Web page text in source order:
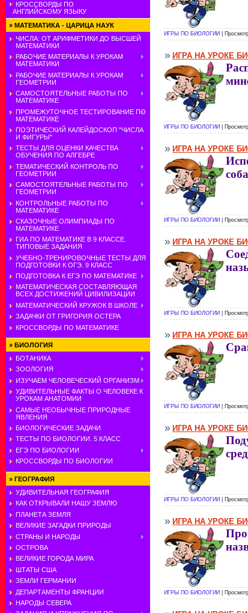
КРОССВОРДЫ ПО
АНГЛИЙСКОМУ ЯЗЫКУ
» МАТЕМАТИКА - ЦАРИЦА НАУК
ЧИСЛА: ОТ АРИФМЕТИКИ ДО ВЫСШЕЙ
МАТЕМАТИКИ
РАБОЧИЕ МАТЕРИАЛЫ К УРОКАМ
МАТЕМАТИКИ
РАБОЧИЕ МАТЕРИАЛЫ К УРОКАМ
ГЕОМЕТРИИ
САМОСТОЯТЕЛЬНЫЕ РАБОТЫ ПО
МАТЕМАТИКЕ
ПРОМЕЖУТОЧНОЕ ТЕСТИРОВАНИЕ ПО
МАТЕМАТИКЕ
ПОЭТИЧЕСКИЙ КАЛЕЙДОСКОП "ЧИСЛА
И ФИГУРЫ"
ТЕСТЫ ДЛЯ ОЦЕНКИ КАЧЕСТВА
ОБУЧЕНИЯ ПО АЛГЕБРЕ
ТЕМАТИЧЕСКИЙ КОНТРОЛЬ ПО
ГЕОМЕТРИИ
САМОСТОЯТЕЛЬНЫЕ РАБОТЫ ПО
ГЕОМЕТРИИ
КОНТРОЛЬНЫЕ РАБОТЫ ПО
МАТЕМАТИКЕ
СКАЗОЧНЫЕ ОЛИМПИАДЫ ПО
МАТЕМАТИКЕ
ГИА ПО МАТЕМАТИКЕ В 9 КЛАССЕ.
ТИПОВЫЕ ЗАДАНИЯ
УЧЕБНО-ТРЕНИРОВОЧНЫЕ ТЕСТЫ ДЛЯ
ПОДГОТОВКИ К ОГЭ. 9 КЛАСС
ПОДГОТОВКА К ЕГЭ ПО МАТЕМАТИКЕ
МАТЕМАТИЧЕСКАЯ СОСТАВЛЯЮЩАЯ
ВСЕХ ДОСТИЖЕНИЙ ЦИВИЛИЗАЦИИ
МАТЕМАТИЧЕСКИЙ КРУЖОК В ШКОЛЕ
ЗАДАЧКИ ОТ ГРИГОРИЯ ОСТЕРА
КРОССВОРДЫ ПО МАТЕМАТИКЕ
» БИОЛОГИЯ
БОТАНИКА
ЗООЛОГИЯ
ИЗУЧАЕМ ЧЕЛОВЕЧЕСКИЙ ОРГАНИЗМ
УДИВИТЕЛЬНЫЕ ФАКТЫ О ЧЕЛОВЕКЕ К
УРОКАМ АНАТОМИИ
САМЫЕ НЕОБЫЧНЫЕ ПРИРОДНЫЕ
ЯВЛЕНИЯ
БИОЛОГИЧЕСКИЕ ЗАДАЧИ
ТЕСТЫ ПО БИОЛОГИИ. 5 КЛАСС
ЕГЭ ПО БИОЛОГИИ
КРОССВОРДЫ ПО БИОЛОГИИ
» ГЕОГРАФИЯ
УДИВИТЕЛЬНАЯ ГЕОГРАФИЯ
КАК ОТКРЫВАЛИ НАШУ ЗЕМЛЮ
ПЛАНЕТА ЗЕМЛЯ
ВЕЛИКИЕ ЗАГАДКИ ПРИРОДЫ
СТРАНЫ И НАРОДЫ
ОСТРОВА
ВЕЛИКИЕ ГОРОДА МИРА
ШТАТЫ США
ЗЕМЛИ ГЕРМАНИИ
ДЕПАРТАМЕНТЫ ФРАНЦИИ
НАРОДЫ СЕВЕРА
ИГРЫ ПО БИОЛОГИИ |
ИГРА НА УРОКЕ
ИГРЫ ПО БИОЛОГИИ |
ИГРА НА УРОКЕ
ИГРЫ ПО БИОЛОГИИ |
ИГРА НА УРОКЕ
ИГРЫ ПО БИОЛОГИИ |
ИГРА НА УРОКЕ
ИГРЫ ПО БИОЛОГИИ |
ИГРА НА УРОКЕ
ИГРЫ ПО БИОЛОГИИ |
ИГРА НА УРОКЕ
ИГРЫ ПО БИОЛОГИИ |